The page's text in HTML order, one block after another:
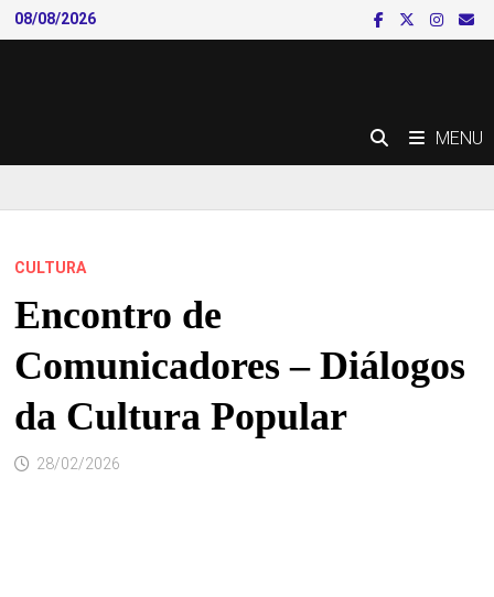
Skip
to
08/08/2026
MENU
CULTURA
Encontro de
Comunicadores – Diálogos
da Cultura Popular
28/02/2026